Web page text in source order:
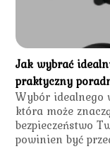
Jak wybrać
praktyczny
Wybór idealnego
która może
bezpieczeństwo
powinien być